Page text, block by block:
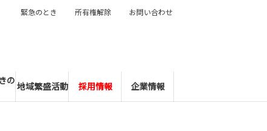
の地域繁盛活動 採用情報 企業情報
緊急のとき 所有権解除 お問い合わせ